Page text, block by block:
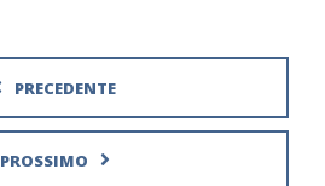
PRECEDENTE
PROSSIMO